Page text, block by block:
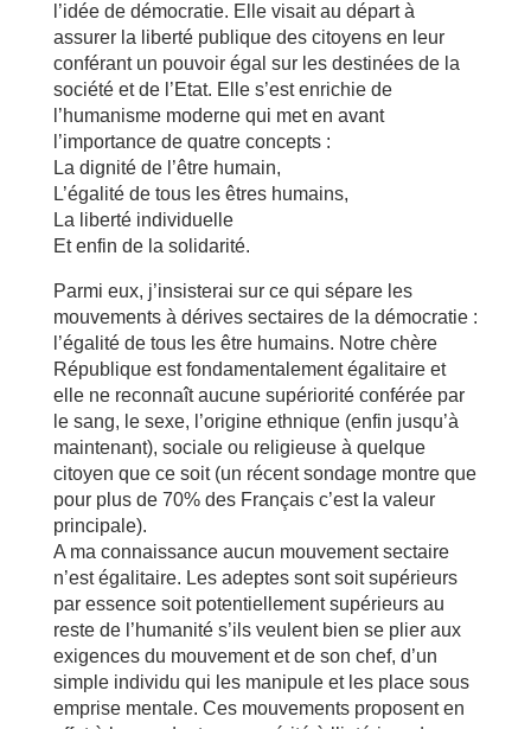
l’idée de démocratie. Elle visait au départ à
assurer la liberté publique des citoyens en leur
conférant un pouvoir égal sur les destinées de la
société et de l’Etat. Elle s’est enrichie de
l’humanisme moderne qui met en avant
l’importance de quatre concepts :
La dignité de l’être humain,
L’égalité de tous les êtres humains,
La liberté individuelle
Et enfin de la solidarité.
Parmi eux, j’insisterai sur ce qui sépare les
mouvements à dérives sectaires de la démocratie :
l’égalité de tous les être humains. Notre chère
République est fondamentalement égalitaire et
elle ne reconnaît aucune supériorité conférée par
le sang, le sexe, l’origine ethnique (enfin jusqu’à
maintenant), sociale ou religieuse à quelque
citoyen que ce soit (un récent sondage montre que
pour plus de 70% des Français c’est la valeur
principale).
A ma connaissance aucun mouvement sectaire
n’est égalitaire. Les adeptes sont soit supérieurs
par essence soit potentiellement supérieurs au
reste de l’humanité s’ils veulent bien se plier aux
exigences du mouvement et de son chef, d’un
simple individu qui les manipule et les place sous
emprise mentale. Ces mouvements proposent en